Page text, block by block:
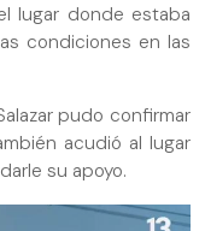
lugar donde estaba
condiciones en las
pudo confirmar
acudió al lugar
su apoyo.